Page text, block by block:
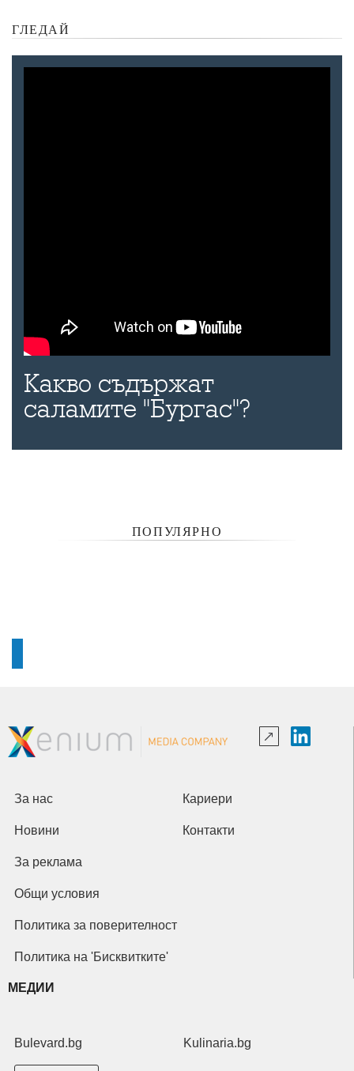
ГЛЕДАЙ
Какво съдържат
саламите "Бургас"?
ПОПУЛЯРНО
За нас Кариери
Новини Контакти
За реклама
Общи условия
Политика за поверителност
Политика на 'Бисквитките'
МЕДИИ
Bulevard.bg Kulinaria.bg